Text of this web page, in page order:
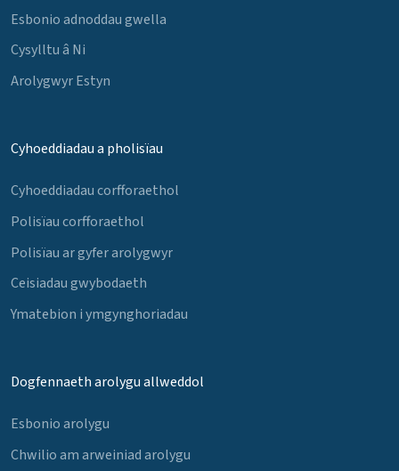
Esbonio adnoddau gwella
Cysylltu â Ni
Arolygwyr Estyn
Cyhoeddiadau a pholisïau
Cyhoeddiadau corfforaethol
Polisïau corfforaethol
Polisïau ar gyfer arolygwyr
Ceisiadau gwybodaeth
Ymatebion i ymgynghoriadau
Dogfennaeth arolygu allweddol
Esbonio arolygu
Chwilio am arweiniad arolygu